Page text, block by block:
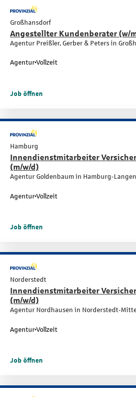
Großhansdorf
Angestellter Kundenberater (w/
Agentur Preißler, Gerber & Peters in
Agentur Vollzeit
Job öffnen
Hamburg
Innendienstmitarbeiter
(m/w/d)
Agentur Goldenbaum in Hamburg-
Agentur Vollzeit
Job öffnen
Norderstedt
Innendienstmitarbeiter
(m/w/d)
Agentur Nordhausen in Norderstedt-
Agentur Vollzeit
Job öffnen